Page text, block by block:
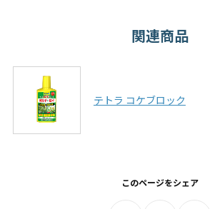
関連商品
テトラ コケブロック
このページをシェア